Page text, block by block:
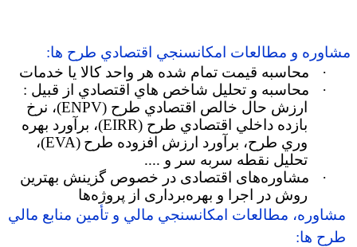
مشاوره و مطالعات امكانسنجي اقتصادي طرح ها:
·
محاسبه قيمت تمام شده هر واحد کالا يا خدمات
·
محاسبه و تحليل شاخص هاي اقتصادي از قبيل :
ارزش حال خالص اقتصادي طرح (ENPV
)، نرخ
بازده داخلي اقتصادي طرح (EIRR
)، برآورد بهره
وري طرح، برآورد ارزش افزوده طرح (EVA)،
تحليل نقطه سربه سر و ....
·
مشاوره‌های اقتصادی در خصوص گزينش بهترين
روش‌ در اجرا و بهره‌برداری از پروژه‌ها
مشاوره، مطالعات امكانسنجي مالي و تأمين منابع مالي
طرح ها: